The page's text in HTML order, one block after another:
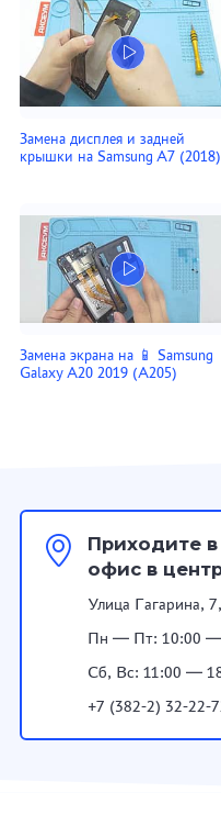
Замена дисплея и задней
крышки на Samsung A7 (2018)
Замена экрана на 📱 Samsung
Galaxy A20 2019 (A205)
Приходите
офис в
Улица Гагарина,
Пн — Пт: 10:00 —
Сб, Вс: 11:00 —
+7 (382-2) 32-22-